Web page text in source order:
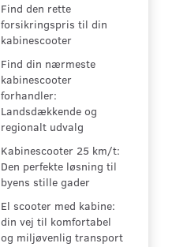
Find den rette
forsikringspris til din
kabinescooter
Find din nærmeste
kabinescooter
forhandler:
Landsdækkende og
regionalt udvalg
Kabinescooter 25 km/t:
Den perfekte løsning til
byens stille gader
El scooter med kabine:
din vej til komfortabel
og miljøvenlig transport